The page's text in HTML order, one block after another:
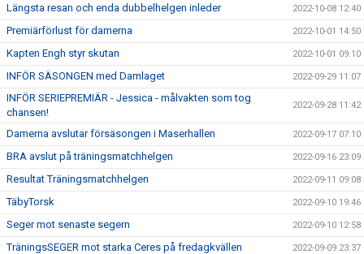
Längsta resan och enda dubbelhelgen inleder 2022-10-08 12:40
Premiärförlust för damerna 2022-10-01 14:50
Kapten Engh styr skutan 2022-10-01 09:10
INFÖR SÄSONGEN med Damlaget 2022-09-29 11:07
INFÖR SERIEPREMIÄR - Jessica - målvakten som tog
chansen!
2022-09-28 11:42
Damerna avslutar försäsongen i Maserhallen 2022-09-17 07:10
BRA avslut på träningsmatchhelgen 2022-09-16 23:09
Resultat Träningsmatchhelgen 2022-09-11 09:08
TäbyTorsk 2022-09-10 19:46
Seger mot senaste segern 2022-09-10 12:58
TräningsSEGER mot starka Ceres på fredagkvällen 2022-09-09 23:37